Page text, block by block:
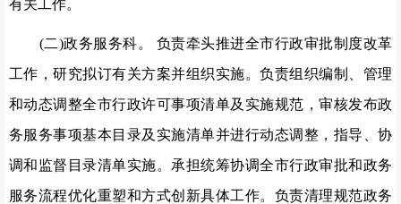
有关工作。
(二)政务服务科。
负责牵头推进全市行政审批制度改革
工作，研究拟订有关方案并组织实施。负责组织编制、管理
和动态调整全市行政许可事项清单及实施规范，审核发布政
务服务事项基本目录及实施清单并进行动态调整，指导、协
调和监督目录清单实施。承担统筹协调全市行政审批和政务
服务流程优化重塑和方式创新具体工作。负责清理规范政务